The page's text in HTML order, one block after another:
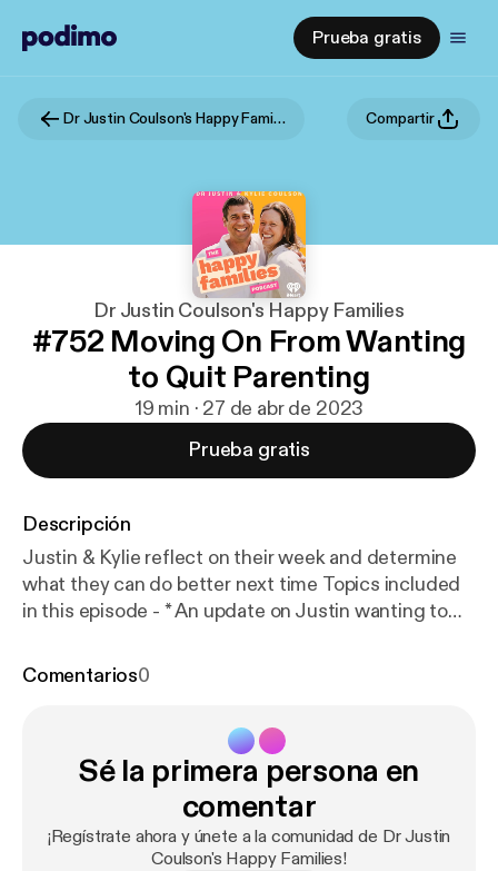
Prueba gratis
Dr Justin Coulson's Happy Families Compartir
Dr Justin Coulson's Happy Families
#752 Moving On From Wanting
to Quit Parenting
19 min · 27 de abr de 2023
Prueba gratis
Descripción
Justin & Kylie reflect on their week and determine
what they can do better next time Topics included
in this episode - * An update on Justin wanting to
* A surfing metaphor * Kylie shares how she
https://www.facebook.com/happyf
amilies.au/] Email us your questions and comments
atpodcasts@happyfamilies.com.au
[podcasts@happyfamilies.com.au] See
omnystudio.com/listener [https://omnystudio.com/li
Comentarios0
Sé la primera persona en
comentar
¡Regístrate ahora y únete a la comunidad de Dr Justin
Coulson's Happy Families!